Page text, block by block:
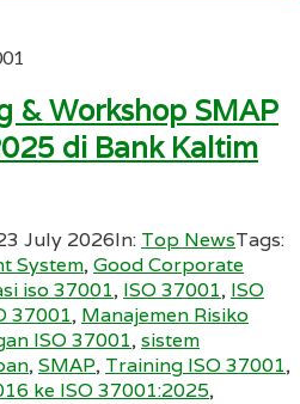
& Workshop SMAP
di Bank Kaltim
July 2026In: Top NewsTags:
System,Good Corporate
iso 37001, ISO 37001, ISO
37001, Manajemen Risiko
ISO 37001,sistem
,SMAP, Training ISO 37001,
ke ISO 37001:2025,